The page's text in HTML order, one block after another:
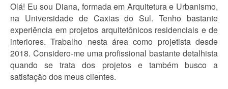
Olá! Eu sou Diana, formada em Arquitetura e Urbanismo,
na Universidade de Caxias do Sul. Tenho bastante
experiência em projetos arquitetônicos residenciais e de
interiores. Trabalho nesta área como projetista desde
2018. Considero-me uma profissional bastante detalhista
quando se trata dos projetos e também busco a
satisfação dos meus clientes.